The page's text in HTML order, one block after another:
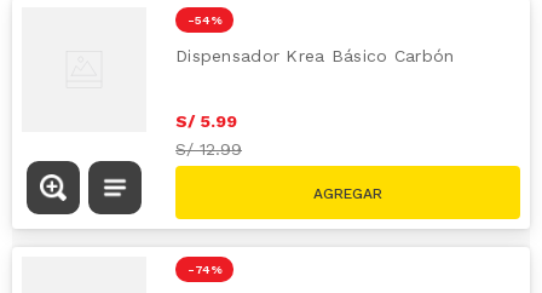
-54 %
Dispensador Krea Básico Carbón
S/ 5.99
S/12.99
-74 %